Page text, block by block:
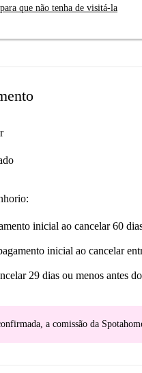
que não tenha de visitá-la
inicial ao cancelar 60
inicial ao cancelar
29 dias ou menos antes
a comissão da